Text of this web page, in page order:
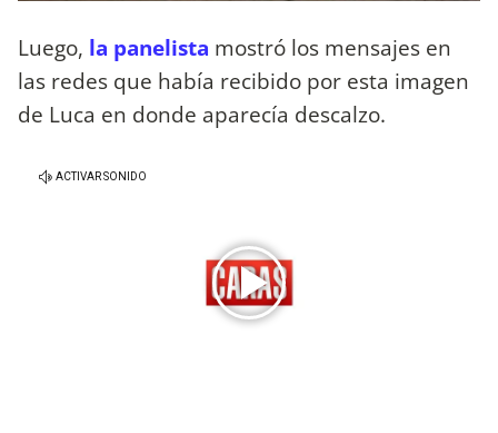
Luego, la panelista mostró los mensajes en
las redes que había recibido por esta imagen
de Luca en donde aparecía descalzo.